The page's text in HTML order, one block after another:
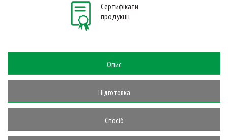
Сертифікати
продукції
Опис
Підготовка
основи
Спосіб